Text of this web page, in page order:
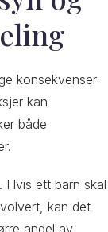
konsekvenser
kan
både
Hvis ett barn skal
kan det
andel av